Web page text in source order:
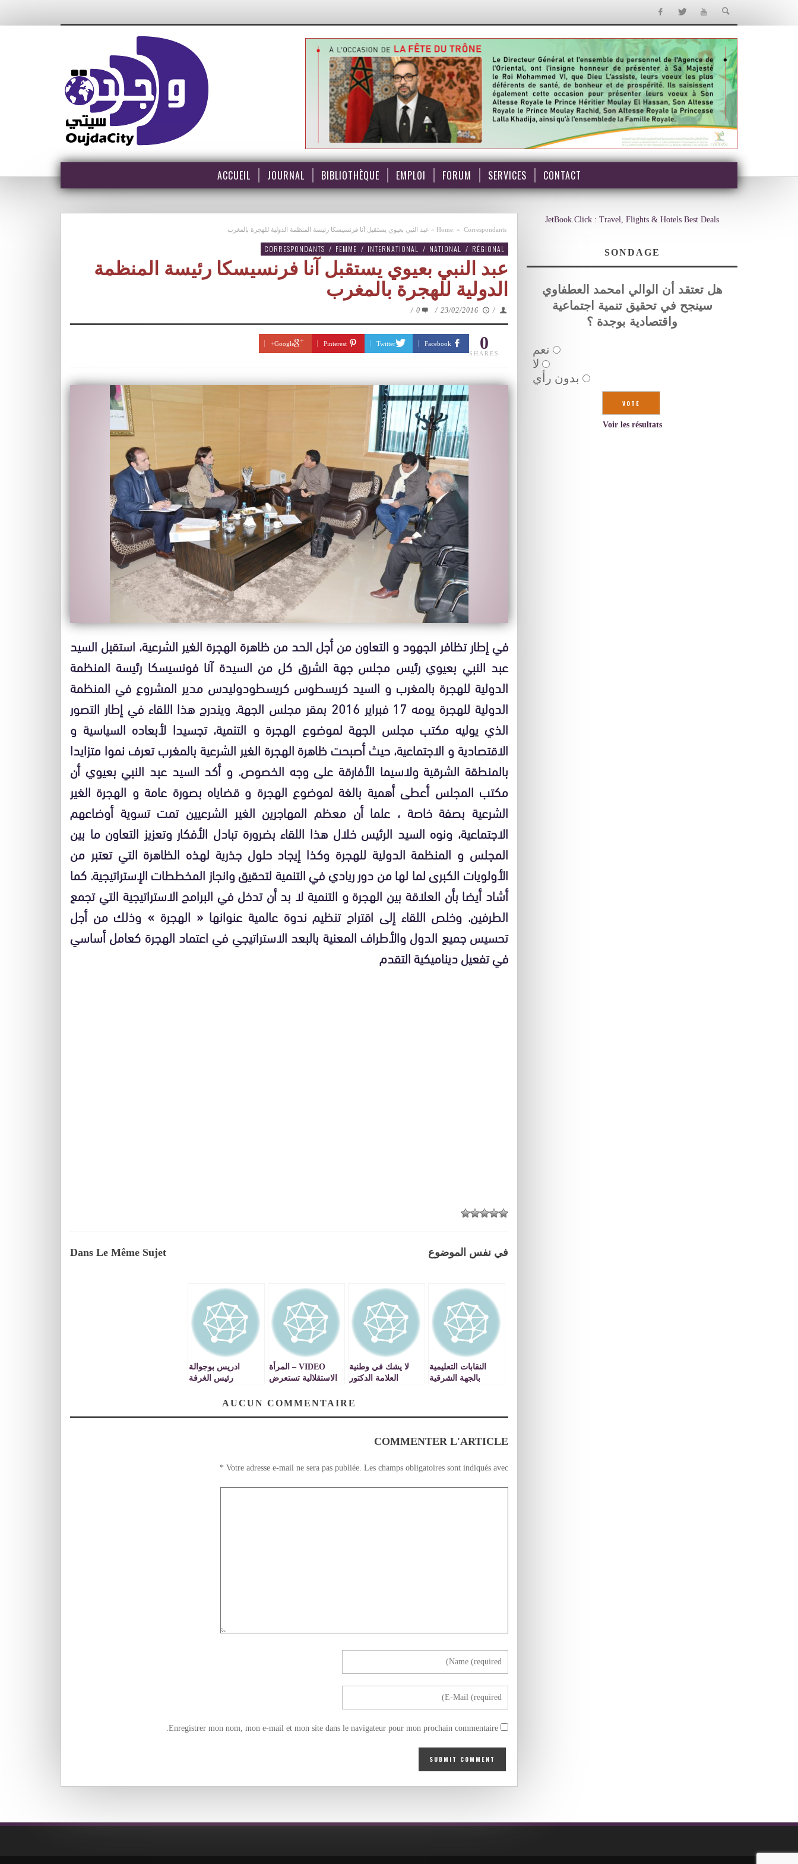
ACCUEIL JOURNAL BIBLIOTHÈQUE EMPLOI FORUM SERVICES CONTACT
Home » Correspondants
» عبد النبي بعيوي يستقبل آنا فرنسيسكا رئيسة المنظمة الدولية للهجرة بالمغرب‎
CORRESPONDANTS / FEMME / INTERNATIONAL / NATIONAL / RÉGIONAL
عبد النبي بعيوي يستقبل آنا فرنسيسكا رئيسة المنظمة
الدولية للهجرة بالمغرب‎
/
23/02/2016
/
0
/
0
SHARES
Facebook
Twitter
Pinterest
Google+
في إطار تظافر الجهود و التعاون من أجل الحد من ظاهرة الهجرة الغير الشرعية، استقبل السيد
عبد النبي بعيوي رئيس مجلس جهة الشرق كل من السيدة آنا فونسيسكا رئيسة المنظمة
الدولية للهجرة بالمغرب و السيد كريسطوس كريسطودوليدس مدير المشروع في المنظمة
الدولية للهجرة يومه 17 فبراير 2016 بمقر مجلس الجهة. ويندرج هذا اللقاء في إطار التصور
الذي يوليه مكتب مجلس الجهة لموضوع الهجرة و التنمية، تجسيدا لأبعاده السياسية و
الاقتصادية و الاجتماعية، حيث أصبحت ظاهرة الهجرة الغير الشرعية بالمغرب تعرف نموا متزايدا
بالمنطقة الشرقية ولاسيما الأفارقة على وجه الخصوص. و أكد السيد عبد النبي بعيوي أن
مكتب المجلس أعطى أهمية بالغة لموضوع الهجرة و قضاياه بصورة عامة و الهجرة الغير
الشرعية بصفة خاصة ، علما أن معظم المهاجرين الغير الشرعيين تمت تسوية أوضاعهم
الاجتماعية، ونوه السيد الرئيس خلال هذا اللقاء بضرورة تبادل الأفكار وتعزيز التعاون ما بين
المجلس و المنظمة الدولية للهجرة وكذا إيجاد حلول جذرية لهذه الظاهرة التي تعتبر من
الأولويات الكبرى لما لها من دور ريادي في التنمية لتحقيق وانجاز المخططات الإستراتيجية. كما
أشاد أيضا بأن العلاقة بين الهجرة و التنمية لا بد أن تدخل في البرامج الاستراتيجية التي تجمع
الطرفين. وخلص اللقاء إلى اقتراح تنظيم ندوة عالمية عنوانها « الهجرة » وذلك من أجل
تحسيس جميع الدول والأطراف المعنية بالبعد الاستراتيجي في اعتماد الهجرة كعامل أساسي
في تفعيل ديناميكية التقدم
Dans Le Même Sujet في نفس الموضوع
النقابات التعليمية
بالجهة الشرقية
لا يشك في وطنية
العلامة الدكتور
قليل علم أو قليل
VIDEO – المرأة
الاستقلالية تستعرض
بمؤتمرها الجهوي
ادريس بوجوالة
رئيس الغرفة
التقليدية : مهرجانAUCUN COMMENTAIRE
COMMENTER L'ARTICLE
Votre adresse e-mail ne sera pas publiée. Les champs obligatoires sont indiqués avec
*
Enregistrer mon nom, mon e-mail et mon site dans le navigateur pour mon prochain commentaire.
JetBook.Click : Travel, Flights & Hotels Best Deals
SONDAGE
هل تعتقد أن الوالي امحمد العطفاوي
سينجح في تحقيق تنمية اجتماعية
واقتصادية بوجدة ؟
نعم
لا
بدون رأي
Voir les résultats